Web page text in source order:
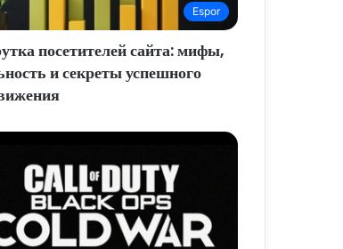
Espor
посетителей сайта: мифы,
и секреты успешного